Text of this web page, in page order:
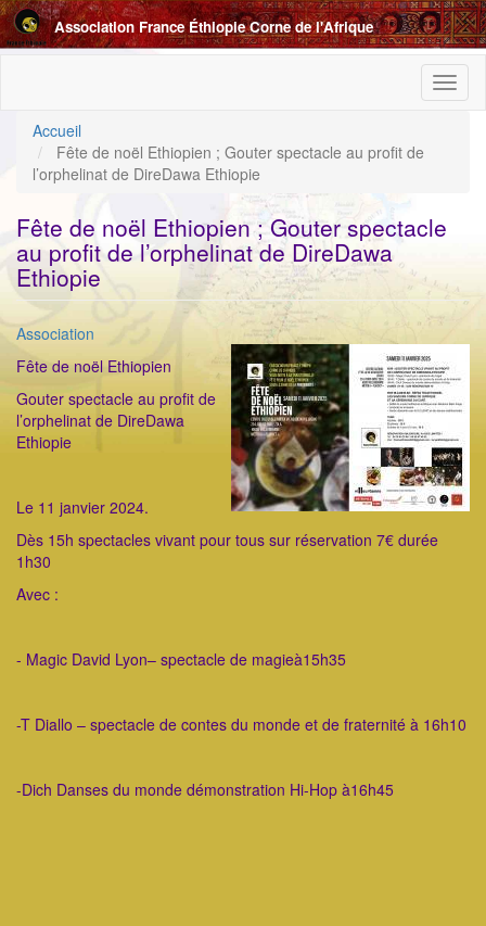
Aller
au
contenu
Association France Éthiopie Corne de l'Afrique
Accueil
Fête de noël Ethiopien ; Gouter spectacle au profit de
l’orphelinat de DireDawa Ethiopie
Fête de noël Ethiopien ; Gouter spectacle
au profit de l’orphelinat de DireDawa
Ethiopie
Catégorie
Association
ImageenAvant
Fête de noël Ethiopien
Gouter spectacle au profit de
l’orphelinat de DireDawa
Ethiopie
Le 11 janvier 2024.
Dès 15h spectacles vivant pour tous sur réservation 7€ durée
1h30
Avec :
- Magic David Lyon– spectacle de magieà15h35
-T Diallo – spectacle de contes du monde et de fraternité à 16h10
-Dich Danses du monde démonstration Hi-Hop à16h45